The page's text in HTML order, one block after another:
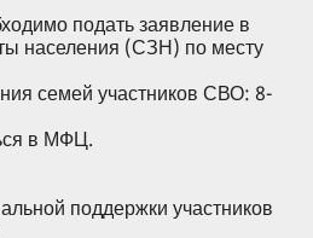
подать заявление в
населения (СЗН) по месту
семей участников СВО: 8-
в МФЦ.
поддержки участников